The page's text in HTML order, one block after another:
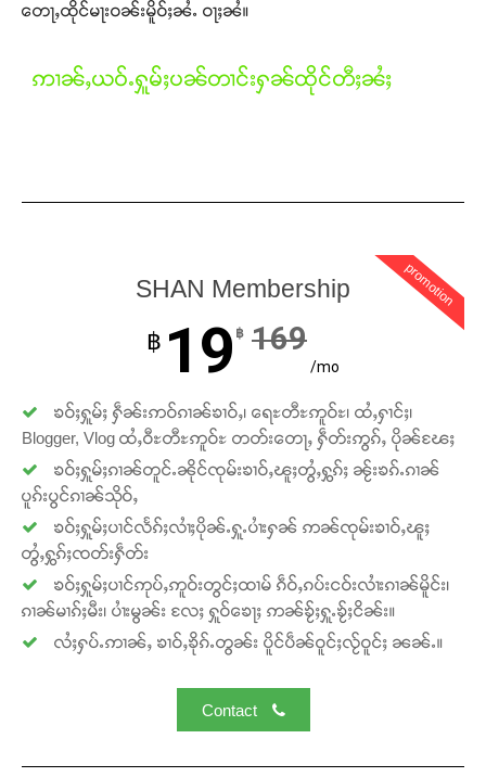
Support SHAN
တႃႇႁႂ်ႈသဵင်ၵၢင်ၸႂ်ၵူၼ်းမိူင်း ၵူႈတီႈၵူႈလႅၼ်ပေႃးတေၸွ
တ်ႇ တူဝ်ႈလုမ်ႈၾႃႉၼၼ်ႉ ၶဝ်ႈႁူမ်ႈၵမ်ႉထႅမ် ၸုမ်းၶၢ
ဝ်ႇၽူႈတွႆႇႁွၵ်ႈ လႆႈယူႇၶႃႈဢေႃႈ။
Donate Now
တေႃႇထိုင်မႃးဝၼ်းမိူဝ်ႈၼႆႉ ဝႃႈၼႆ။
ဢၢၼ်ႇယဝ်ႉႁူမ်ႈပၼ်တၢင်းႁၼ်ထိုင်တီႈၼႆႈ
promotion
SHAN Membership
฿ 19 ฿ 169
/mo
ၶဝ်ႈႁူမ်ႈ ႁဵၼ်းဢဝ်ၵၢၼ်ၶၢဝ်ႇ၊ ရေႊတီႊဢူဝ်ႊ၊ ထႆႇႁၢင်ႈ၊
Blogger, Vlog ထႆႇဝီႊတီႊဢူဝ်ႊ တတ်းတေႃႇ ႁဵတ်းဢွၵ်ႇ ပိုၼ်ၽႄႈ
ၶဝ်ႈႁူမ်ႈၵၢၼ်တူင်ႉၼိုင်ၸုမ်းၶၢဝ်ႇၽူႈတွႆႇႁွၵ်ႈ ၼႂ်းၶၵ်ႉၵၢၼ်
ပူၵ်းပွင်ၵၢၼ်သိုဝ်ႇ
ၶဝ်ႈႁူမ်ႈပၢင်လႅၵ်ႈလၢႆႈပိုၼ်ႉႁူႉပၢႆးႁၼ် ဢၼ်ၸုမ်းၶၢဝ်ႇၽူႈ
တွႆႇႁွၵ်ႈၸတ်းႁဵတ်း
ၶဝ်ႈႁူမ်ႈပၢင်ဢုပ်ႇဢူဝ်းတွင်ႈထၢမ် ၵဵဝ်ႇၵပ်းငဝ်းလၢႆးၵၢၼ်မိူင်း၊
ၵၢၼ်မၢၵ်ႈမီး၊ ပၢႆးမွၼ်း လႄႈ ႁူဝ်ၶေႃႈ ဢၼ်ၶႂ်ႈႁူႉၶႂ်ႈငိၼ်း။
လႆႈႁပ်ႉဢၢၼ်ႇ ၶၢဝ်ႇၶိုၵ်ႉတွၼ်း ပိူင်ပဵၼ်ဝူင်ႈလႂ်ဝူင်ႈ ၼၼ်ႉ။
Contact